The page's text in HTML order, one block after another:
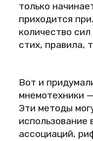
только
приходится
количество
стих, правила,
Вот и
мнемотехники
Эти методы
использование
ассоциаций,